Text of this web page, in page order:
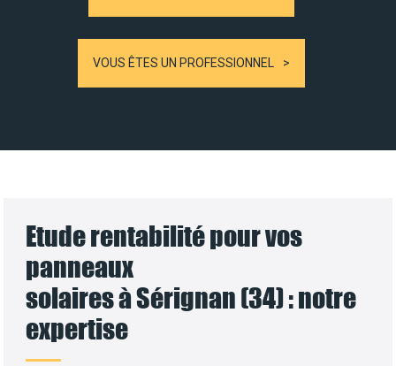
VOUS ÊTES UN PROFESSIONNEL
Etude rentabilité pour vos
panneaux
solaires à Sérignan (34) : notre
expertise